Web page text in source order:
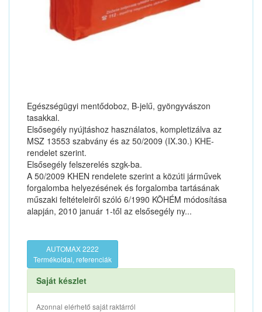
Egészségügyi mentődoboz, B-jelű, gyöngyvászon
tasakkal.
Elsősegély nyújtáshoz használatos, kompletizálva az
MSZ 13553 szabvány és az 50/2009 (IX.30.) KHE-
rendelet szerint.
Elsősegély felszerelés szgk-ba.
A 50/2009 KHEN rendelete szerint a közúti járművek
forgalomba helyezésének és forgalomba tartásának
műszaki feltételeiről szóló 6/1990 KÖHÉM módosítása
alapján, 2010 január 1-től az elsősegély ny...
AUTOMAX 2222
Termékoldal, referenciák
Saját készlet
Azonnal elérhető saját raktárról